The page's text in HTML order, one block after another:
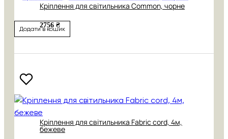
Кріплення для світильника Common, чорне
2756 ₴
Додати в кошик
Кріплення для світильника Fabric cord, 4м,
бежеве